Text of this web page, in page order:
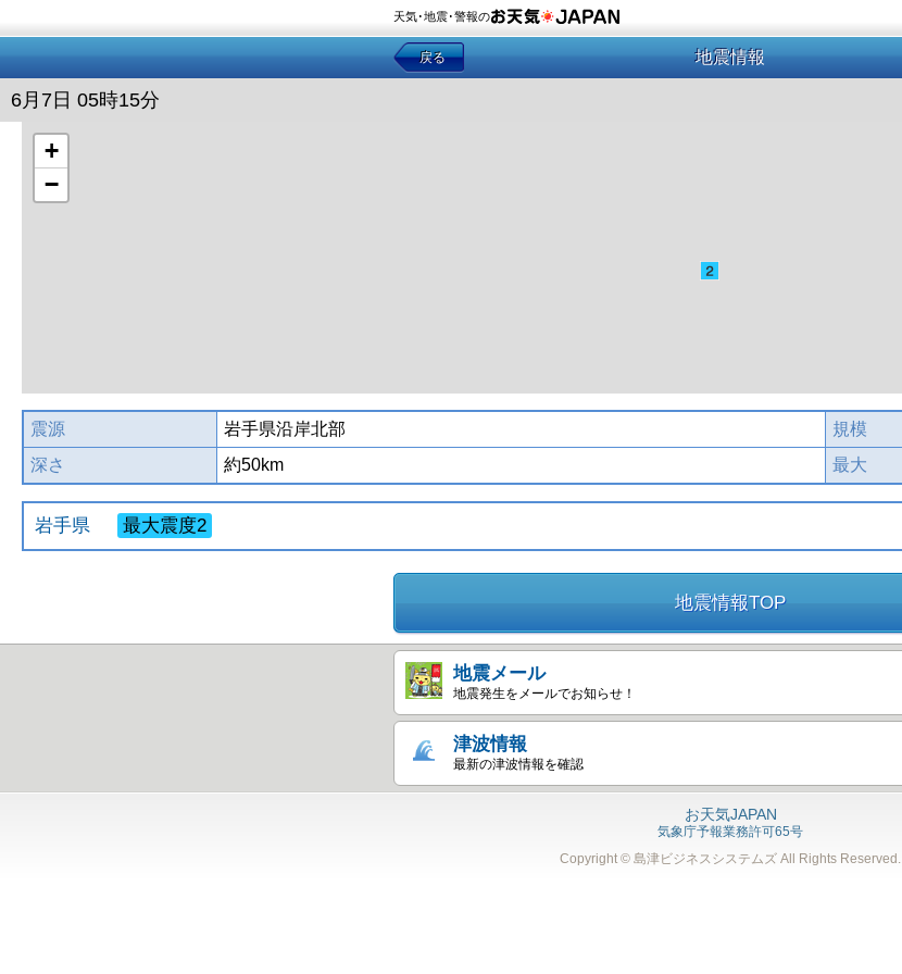
天気･地震･警報の
戻る 地震情報
6月7日 05時15分
+
−
震源 岩手県沿岸北部 規模
深さ
約50km 最大
岩手県 最大震度2
地震情報TOP
地震メール
地震発生をメールでお知らせ！
津波情報
最新の津波情報を確認
お天気JAPAN
気象庁予報業務許可65号
Copyright © 島津ビジネスシステムズ All Rights Reserved.